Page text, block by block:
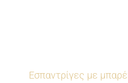
Eσπαντρίγες με